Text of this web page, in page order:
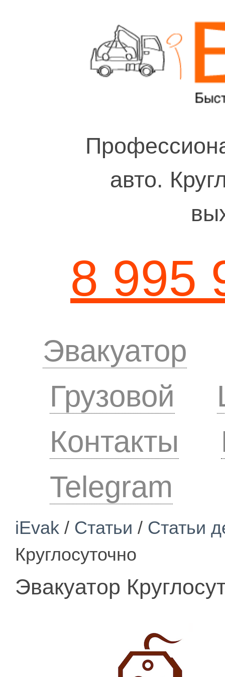
авто.
8 995
Эвакуатор
Грузовой
Контакты
Telegram
iEvak / Статьи / Статьи
Круглосуточно
Эвакуатор